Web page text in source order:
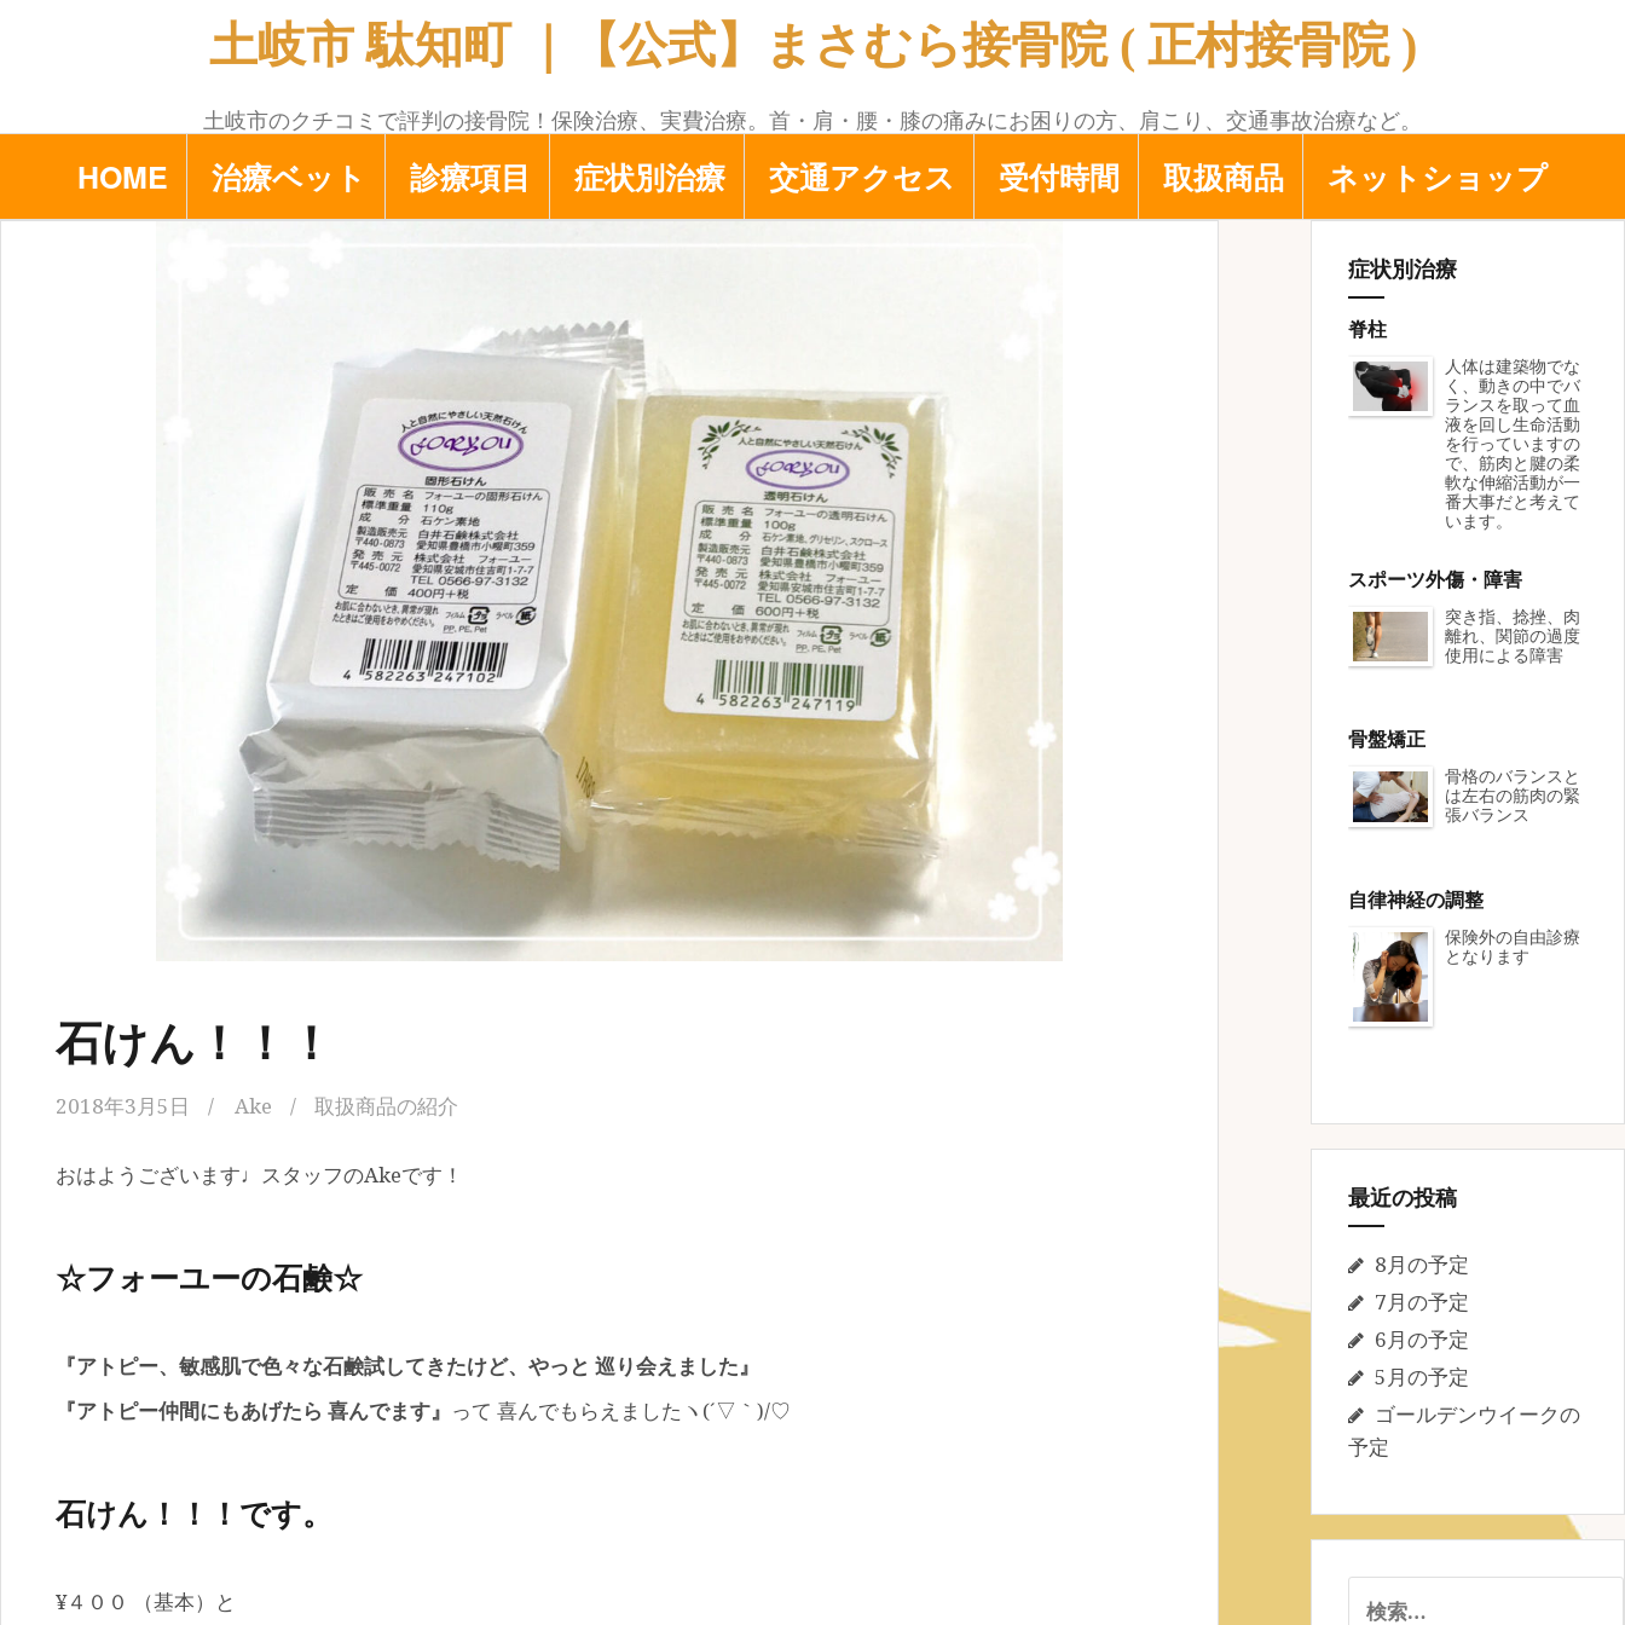
土岐市 駄知町 ｜【公式】まさむら接骨院 ( 正村接骨院 )
土岐市のクチコミで評判の接骨院！保険治療、実費治療。首・肩・腰・膝の痛みにお困りの方、肩こり、交通事故治療など。
HOME 治療ベット 診療項目 症状別治療 交通アクセス 受付時間 取扱商品 ネットショップ
石けん！！！
2018年3月5日 Ake 取扱商品の紹介
おはようございます♩スタッフのAkeです！
☆フォーユーの石鹸☆
『アトピー、敏感肌で色々な石鹸試してきたけど、やっと 巡り会えました』
『アトピー仲間にもあげたら 喜んでます』 って 喜んでもらえましたヽ(´▽｀)/♡
石けん！！！です。
¥４００ （基本）と
症状別治療
脊柱
人体は建築物でな
く、動きの中でバ
ランスを取って血
液を回し生命活動
を行っていますの
で、筋肉と腱の柔
軟な伸縮活動が一
番大事だと考えて
います。
スポーツ外傷・障害
突き指、捻挫、肉
離れ、関節の過度
使用による障害
骨盤矯正
骨格のバランスと
は左右の筋肉の緊
張バランス
自律神経の調整
保険外の自由診療
となります
最近の投稿
8月の予定
7月の予定
6月の予定
5月の予定
ゴールデンウイークの
予定